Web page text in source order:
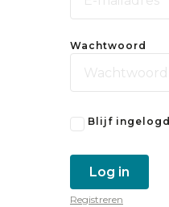
Wachtwoord
Blijf ingelogd
Log in
Registreren